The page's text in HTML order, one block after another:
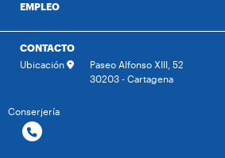
EMPLEO
CONTACTO
Ubicación
Paseo Alfonso XIII, 52
30203 - Cartagena
Conserjería